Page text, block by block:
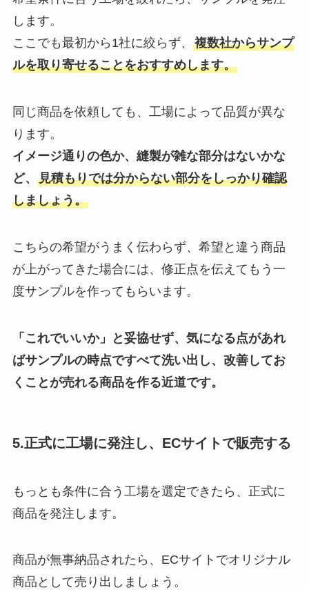
します。
ここでも最初から1社に絞らず、 複数社からサンプ
ルを取り寄せることをおすすめします。
同じ商品を依頼しても、工場によって品質が異な
ります。
イメージ通りの色か、縫製が雑な部分はないかな
ど、 見積もりでは分からない部分をしっかり確認
しましょう。
こちらの希望がうまく伝わらず、希望と違う商品
が上がってきた場合には、修正点を伝えてもう一
度サンプルを作ってもらいます。
「これでいいか」と妥協せず、気になる点があれ
ばサンプルの時点ですべて洗い出し、改善してお
くことが売れる商品を作る近道です。
5.正式に工場に発注し、ECサイトで販売する
もっとも条件に合う工場を選定できたら、正式に
商品を発注します。
商品が無事納品されたら、ECサイトでオリジナル
商品として売り出しましょう。